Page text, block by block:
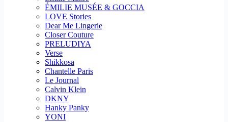
ÉMILIE MUSÉE & GOCCIA
LOVE Stories
Dear Me Lingerie
Closer Couture
PRELUDIYA
Verse
Shikkosa
Chantelle Paris
Le Journal
Calvin Klein
DKNY
Hanky Panky
YONI